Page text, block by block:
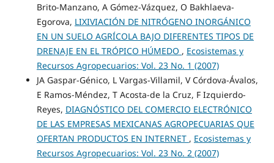
Brito-Manzano, A Gómez-Vázquez, O Bakhlaeva-
Egorova, LIXIVIACIÓN DE NITRÓGENO INORGÁNICO
EN UN SUELO AGRÍCOLA BAJO DIFERENTES TIPOS DE
DRENAJE EN EL TRÓPICO HÚMEDO , Ecosistemas y
Recursos Agropecuarios: Vol. 23 No. 1 (2007)
JA Gaspar-Génico, L Vargas-Villamil, V Córdova-Ávalos,
E Ramos-Méndez, T Acosta-de la Cruz, F Izquierdo-
Reyes, DIAGNÓSTICO DEL COMERCIO ELECTRÓNICO
DE LAS EMPRESAS MEXICANAS AGROPECUARIAS QUE
OFERTAN PRODUCTOS EN INTERNET , Ecosistemas y
Recursos Agropecuarios: Vol. 23 No. 2 (2007)